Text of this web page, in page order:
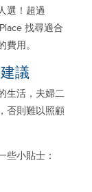
選！超過
找尋適合
用。
議
生活，夫婦二
否則難以照顧
些小貼士：